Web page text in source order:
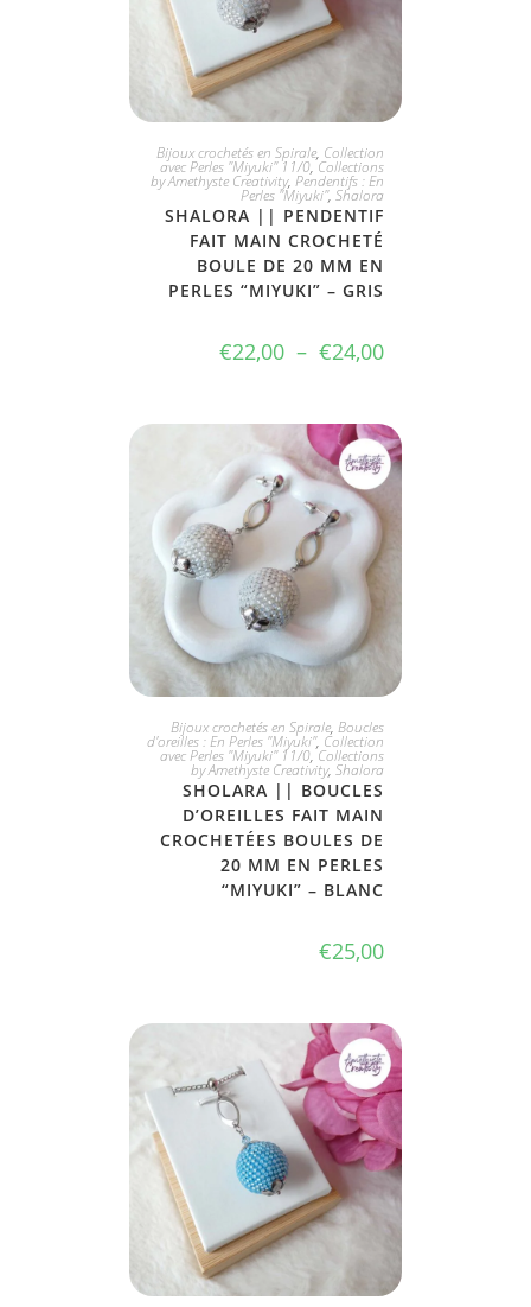
CHOIX DIVERS
Bijoux crochetés en Spirale, Collection
avec Perles "Miyuki" 11/0,Collections
by Amethyste Creativity, Pendentifs : En
Perles "Miyuki", Shalora
SHALORA || PENDENTIF
FAIT MAIN CROCHETÉ
BOULE DE 20 MM EN
PERLES “MIYUKI” – GRIS
€22,00 – €24,00
JE L'ADOPTE
Bijoux crochetés en Spirale, Boucles
d'oreilles : En Perles "Miyuki", Collection
avec Perles "Miyuki" 11/0,Collections
by Amethyste Creativity, Shalora
SHOLARA || BOUCLES
D’OREILLES FAIT MAIN
CROCHETÉES BOULES DE
20 MM EN PERLES
“MIYUKI” – BLANC
€25,00